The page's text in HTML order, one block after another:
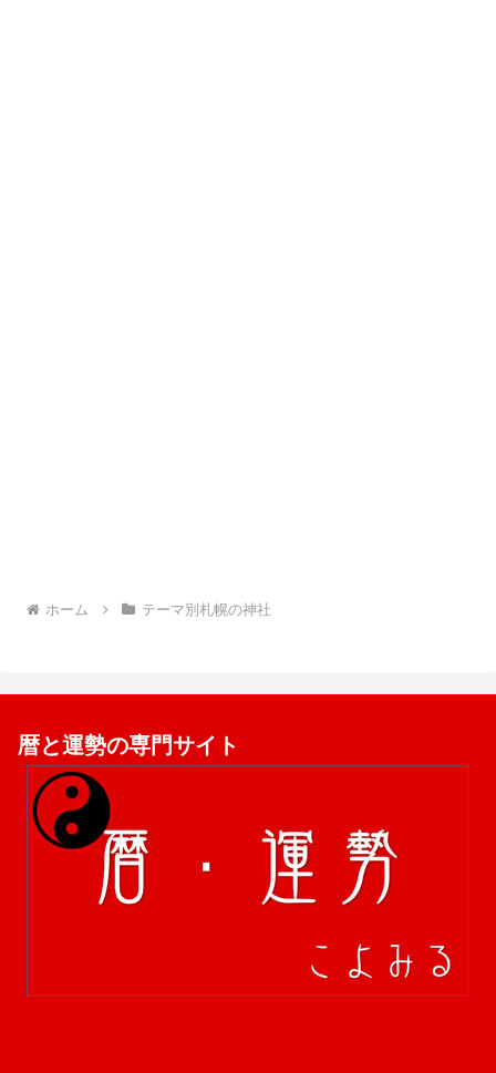
ホーム テーマ別札幌の神社
暦と運勢の専門サイト